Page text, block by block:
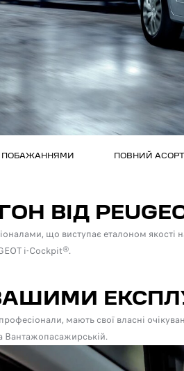
ПОБАЖАННЯМИ ПОВНИЙ
ВІД
що виступає еталоном
i-Cockpit®.
ВАШИМИ
мають свої власні
Вантажопасажирській.